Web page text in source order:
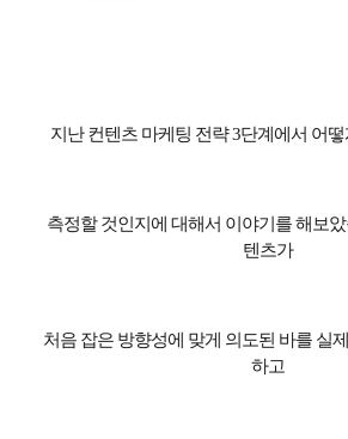
지난 컨텐츠 마케팅 전략3단계에서 어
측정할 것인지에 대해서 이야기를 해보
텐츠가
처음 잡은 방향성에 맞게 의도된 바를 실
하고